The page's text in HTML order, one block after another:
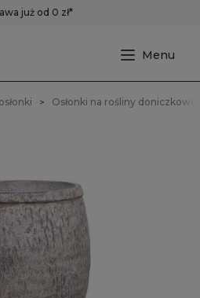
już od 0 zł*
Osłonki na rośliny doniczkowe